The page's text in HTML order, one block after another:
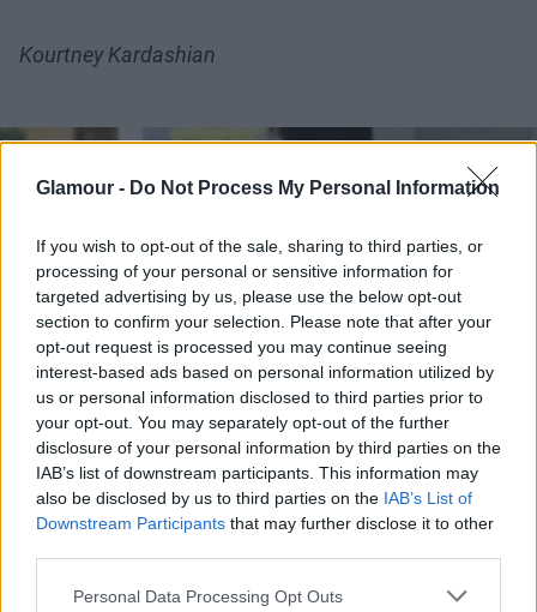
Glamour - Do Not Process My Personal Information
If you wish to opt-out of the sale, sharing to third parties, or
processing of your personal or sensitive information for
targeted advertising by us, please use the below opt-out
section to confirm your selection. Please note that after your
opt-out request is processed you may continue seeing
interest-based ads based on personal information utilized by
us or personal information disclosed to third parties prior to
your opt-out. You may separately opt-out of the further
disclosure of your personal information by third parties on the
IAB’s list of downstream participants. This information may
also be disclosed by us to third parties on the IAB’s List of
Downstream Participants that may further disclose it to other
Please note that this website/app uses one or more Google
Personal Data Processing Opt Outs
Kourtney Kardashian